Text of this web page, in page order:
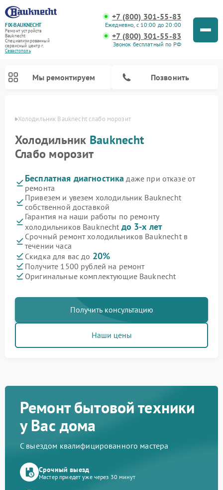
FIX-BAUKNECHT
Ремонт устройств
Bauknecht
Специализированный
cервисный центр г.
Севастополь
+7 (800) 301-55-83
Ежедневно, с 10:00 до 20:00
+7 (800) 301-55-83
Звонок бесплатный по РФ
Мы ремонтируем Позвонить
Холодильник Bauknecht слабо морозит
Холодильник Bauknecht
Слабо морозит
Бесплатная диагностика даже при отказе от
ремонта
Привезем и увезем холодильник Bauknecht
собственной доставкой
Гарантия на наши работы по ремонту
холодильников Bauknecht до 3-х лет
Срочный ремонт холодильников Bauknecht в
течении часа
Скидка для вас до 20%
Получите 1500 рублей на ремонт
Оригинальные комплектующие Bauknecht
Получить консультацию
Наши цены
Ремонт бытовой техники
у Вас дома
С выездом квалифицированного мастера
Срочный выезд
Мастер приедет уже через 30 минут